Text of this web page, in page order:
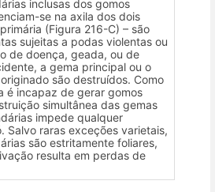
inclusas dos gomos
se na axila dos dois
(Figura 216-C) – são
sujeitas a podas violentas ou
de doença, geada, ou de
a gema principal ou o
são destruídos. Como
é incapaz de gerar gomos
simultânea das gemas
impede qualquer
Salvo raras exceções varietais,
são estritamente foliares,
resulta em perdas de